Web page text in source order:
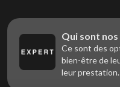
Qui sont nos
Ce sont des
bien-être de
leur prestation.